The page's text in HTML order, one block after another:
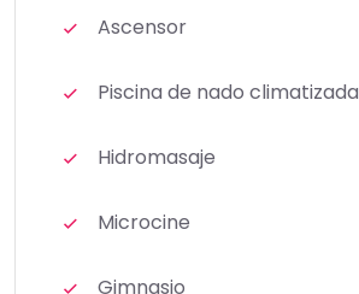
Ascensor
Piscina de nado climatizada
Hidromasaje
Microcine
Gimnasio